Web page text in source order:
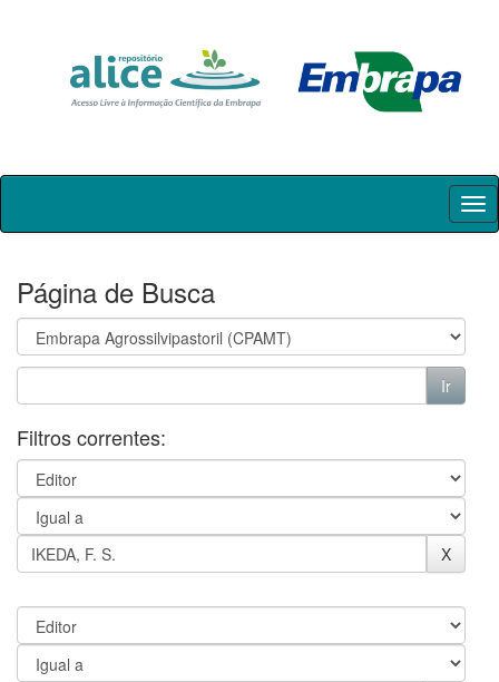
Skip
Página de Busca
Filtros correntes: